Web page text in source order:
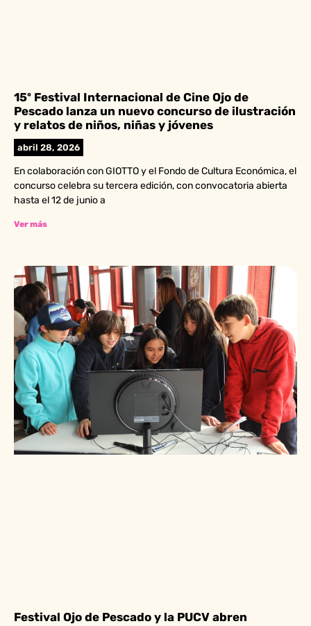
15º Festival Internacional de Cine Ojo de
Pescado lanza un nuevo concurso de ilustración
y relatos de niños, niñas y jóvenes
abril 28, 2026
En colaboración con GIOTTO y el Fondo de Cultura Económica, el
concurso celebra su tercera edición, con convocatoria abierta
hasta el 12 de junio a
Ver más
Festival Ojo de Pescado y la PUCV abren